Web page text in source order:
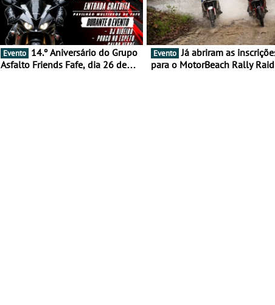
Evento
Asfalto Friends Fafe, dia 26 de
Evento Já abriram as inscrições
para o MotorBeach Rally Raid